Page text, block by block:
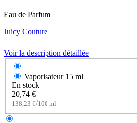
Eau de Parfum
Juicy Couture
Voir la description détaillée
Vaporisateur 15 ml
En stock
20,74 €
138,23 €/100 ml